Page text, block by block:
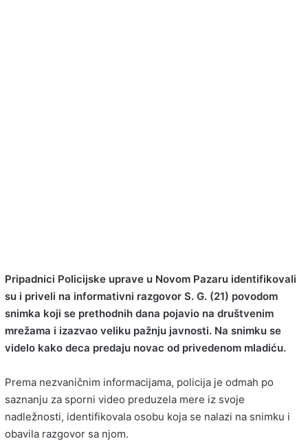
Pripadnici Policijske uprave u Novom Pazaru identifikovali
su i priveli na informativni razgovor S. G. (21) povodom
snimka koji se prethodnih dana pojavio na društvenim
mrežama i izazvao veliku pažnju javnosti. Na snimku se
videlo kako deca predaju novac od privedenom mladiću.
Prema nezvaničnim informacijama, policija je odmah po
saznanju za sporni video preduzela mere iz svoje
nadležnosti, identifikovala osobu koja se nalazi na snimku i
obavila razgovor sa njom.